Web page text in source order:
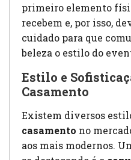
primeiro elemento
recebem e, por isso,
cuidado para que
beleza o estilo do
Estilo e
Casamento
Existem diversos
casamento no
aos mais modernos.